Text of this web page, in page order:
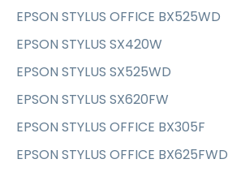
EPSON STYLUS OFFICE BX525WD
EPSON STYLUS SX420W
EPSON STYLUS SX525WD
EPSON STYLUS SX620FW
EPSON STYLUS OFFICE BX305F
EPSON STYLUS OFFICE BX625FWD